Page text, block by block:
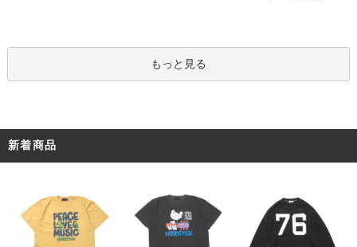
もっと見る
新着商品